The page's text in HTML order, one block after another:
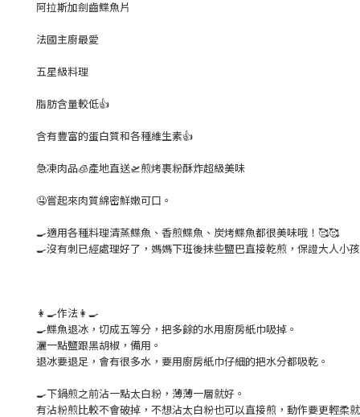
阿拉斯加劍齒鰈魚片
法國主廚最愛
五星級料理
脂肪含量較低👍
含有豐富的蛋白質和各種維生素👍
急凍肉品🧊產地直送🛫煎烤裹粉酥炸超級美味
🤤嘗起來肉質綿密鮮嫩可口。
🍳適用各種料理清蒸鰈魚、香煎鰈魚、炭烤鰈魚都很美味哦！🥰🥰
🍳沒有刺已經處理好了，媽媽下班後抹些鹽巴直接乾煎，保證大人小孩
👩‍🍳作法👩‍🍳
🍳鰈魚退冰，切成五等分，把多餘的水用廚房紙巾吸掉。
灑一點鹽跟黑胡椒，備用。
退冰要退足，會有很多水，要用廚房紙巾仔細的把水分都吸乾。
🍳下鍋煎之前沾一點太白粉，薄薄一層就好。
有沾粉煎比較不會破掉，不想沾太白粉也可以直接煎，動作要更輕柔就